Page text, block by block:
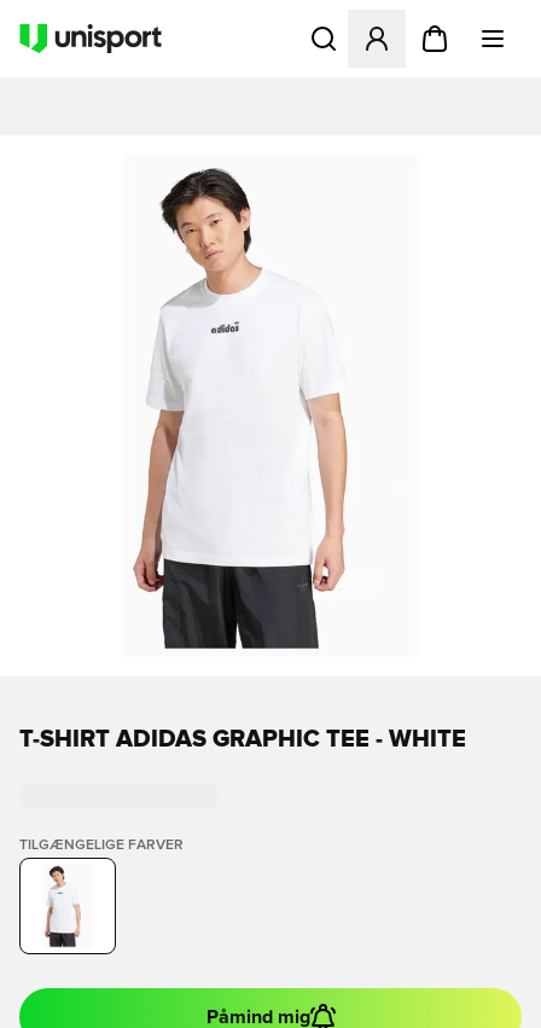
Åbner en Modal til at
T-SHIRT ADIDAS GRAPHIC TEE - WHITE
TILGÆNGELIGE FARVER
Påmind mig